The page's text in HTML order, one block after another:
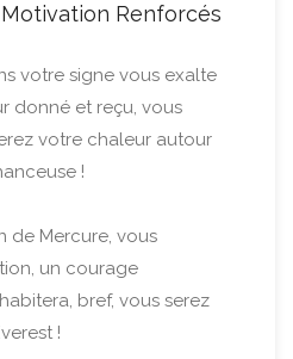
Renforcés
votre signe vous exalte
donné et reçu, vous
votre chaleur autour
!
de Mercure, vous
un courage
bref, vous serez
!